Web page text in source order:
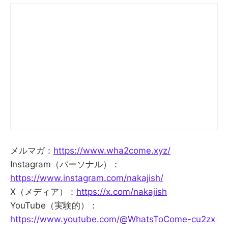
メルマガ： https://www.wha2come.xyz/
Instagram（パーソナル）：
https://www.instagram.com/nakajish/
X（メディア）： https://x.com/nakajish
YouTube（実験的）：
https://www.youtube.com/@WhatsToCome-cu2zx